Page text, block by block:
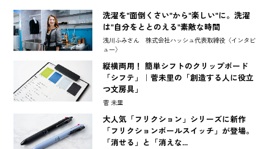
洗濯を"面倒くさい"から"楽しい"に。洗濯
は"自分をととのえる"素敵な時間
浅川ふみさん 株式会社ハッシュ代表取締役〈インタビ
ュー〉
縦横両用！ 簡単シフトのクリップボード
「シフテ」｜菅未里の「創造する人に役立
つ文房具」
菅 未里
大人気「フリクション」シリーズに新作
「フリクションボールスイッチ」が登場。
「消せる」と「消えな...